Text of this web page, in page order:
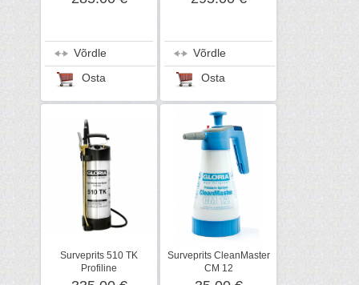
Võrdle
Osta
Võrdle
Osta
Surveprits 510 TK
Profiline
Surveprits CleanMaster
CM 12